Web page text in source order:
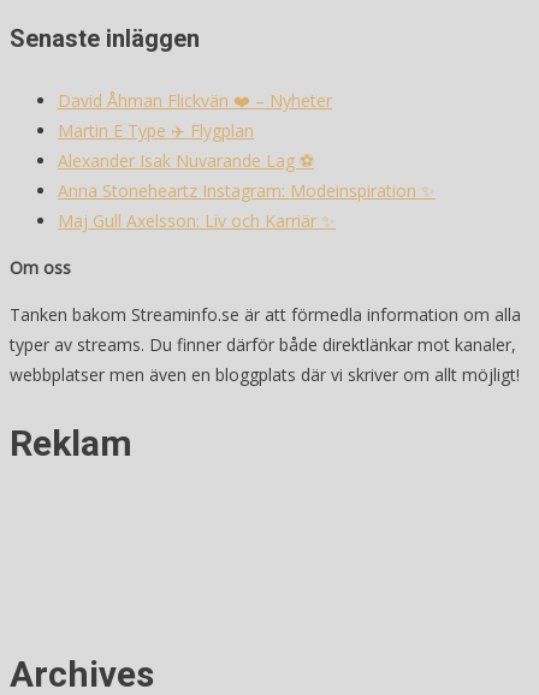
Senaste inläggen
David Åhman Flickvän ❤️ – Nyheter
Martin E Type ✈️ Flygplan
Alexander Isak Nuvarande Lag ⚽️
Anna Stoneheartz Instagram: Modeinspiration ✨
Maj Gull Axelsson: Liv och Karriär ✨
Om oss
Tanken bakom Streaminfo.se är att förmedla information om alla
typer av streams. Du finner därför både direktlänkar mot kanaler,
webbplatser men även en bloggplats där vi skriver om allt möjligt!
Reklam
Archives